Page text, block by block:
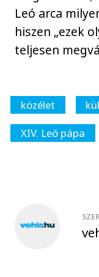
Leó arca
hiszen „ezek
teljesen
közélet
XIV. Leó pápa